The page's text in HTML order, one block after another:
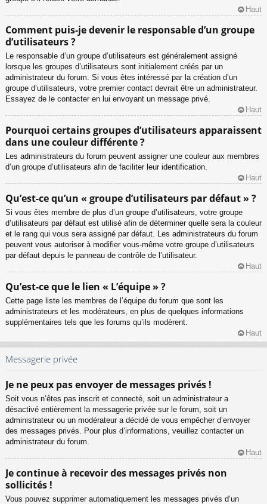
Haut
Comment puis-je devenir le responsable d’un groupe
d’utilisateurs ?
Le responsable d’un groupe d’utilisateurs est généralement assigné
lorsque les groupes d’utilisateurs sont initialement créés par un
administrateur du forum. Si vous êtes intéressé par la création d’un
groupe d’utilisateurs, votre premier contact devrait être un administrateur.
Essayez de le contacter en lui envoyant un message privé.
Haut
Pourquoi certains groupes d’utilisateurs apparaissent
dans une couleur différente ?
Les administrateurs du forum peuvent assigner une couleur aux membres
d’un groupe d’utilisateurs afin de faciliter leur identification.
Haut
Qu’est-ce qu’un « groupe d’utilisateurs par défaut » ?
Si vous êtes membre de plus d’un groupe d’utilisateurs, votre groupe
d’utilisateurs par défaut est utilisé afin de déterminer quelle sera la couleur
et le rang qui vous sera assigné par défaut. Les administrateurs du forum
peuvent vous autoriser à modifier vous-même votre groupe d’utilisateurs
par défaut depuis le panneau de contrôle de l’utilisateur.
Haut
Qu’est-ce que le lien « L’équipe » ?
Cette page liste les membres de l’équipe du forum que sont les
administrateurs et les modérateurs, en plus de quelques informations
supplémentaires tels que les forums qu’ils modèrent.
Haut
Messagerie privée
Je ne peux pas envoyer de messages privés !
Soit vous n’êtes pas inscrit et connecté, soit un administrateur a
désactivé entièrement la messagerie privée sur le forum, soit un
administrateur ou un modérateur a décidé de vous empêcher d’envoyer
des messages privés. Pour plus d’informations, veuillez contacter un
administrateur du forum.
Haut
Je continue à recevoir des messages privés non
sollicités !
Vous pouvez supprimer automatiquement les messages privés d’un